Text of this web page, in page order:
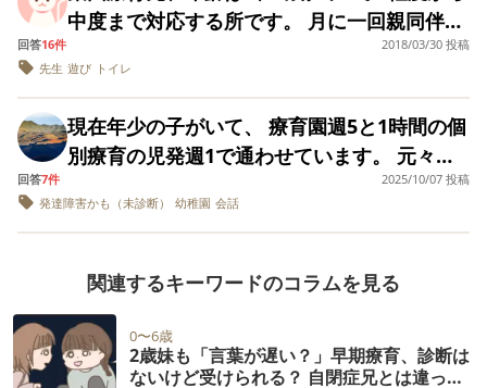
遊び ・簡単な会話「（母）何で遊んだの？」
→「（子）ブーブで遊んだの〜」 ・大人やお
怒ると悲しい顔をして謝る 1歳半検診はパス
し、かかりつけ医には二語文が出てオウム返
しだけでなく好きに話してるし様子見と言わ
れましたが…
い影響か、翌日から体調を崩します。夜間は
パニックのように泣き叫びます。 普段、家で
は泣き叫ぶことは少なく、機嫌がいいことが
多いです。 療育は30分〜1時間半のため、親
のリフレッシュにもならない時間で、正直、
泣き叫ぶ子供を炎天下の中の抱っ子の送迎、
帰宅後の対応を考えると悩んでます。 親の相
談には親身にのってもらえるので、療育は続
けたいのですが、子供が泣き叫んで体調を崩
させてまで通うことに悩んでます。
るが以上療育を週2に設定していましたが、集
団生活や給食を食べる、みんなと一緒に活動
するが出来ているようなので(火)も幼稚園に
通っても良いのでは？ とおもっています。*
(土)は継続します。つまり週1のみ療育にしま
す。 担任の先生もクラスに加配は無いものの
優しく「 様子を見て一緒に育てていきましょ
う 」「 療育のことも親御さんが決めたことに
くれています。 6月に個人面談があるので、
そこでも担任の先生と話し合いながら方針は
決めていきたいとおもっているのですが同じ
ような経験談や判断基準などみなさまからお
発語、指差しは10ヶ月で犬の写真を見てワン
ワン、2歳4ヶ月で2語文、2歳9ヶ月に爆発期
がきて3語文、多語文でお話しができる。ただ
不明瞭で単語を繋げての会話で文章での会話
はできない ・外で手を繋いで歩ける、手を繋
ぎにくる。病院の待合室などでYouTubeや本
を見ながらであれば座って待てる、スーパー
の中で走ることはあるが呼べば戻ってくる ・
たーたい！（お腹すいた、おうどん食べた
い）」 私「昨日食べたからスパゲッティでも
いい？息子「やなの！おうどんいーい！」な
ど会話は成り立つが、返答の仕方がわからな
で訓練すれば成果は出ますよ、大丈夫ですよ
と言われました。かわりに民間の療育施設の
行くことになります。 正社員をやめてパート
を見つけて子供と週数回療育園に通ったほう
が専門の先生たちに手厚く見てもらえて子供
ものびのびと過ごせるのかなと思ったりしま
す。将来上の子がどうなるかわからないので
ます。
て出来ています…が、保育所や児童館やなど
の場では息子は 混乱してしまい、家庭でも急
にかんしゃくを起こしてしまったりと困り感
がとてもあります。 今年の４月から、児童発
達支援（児童ディ）を保育所と並行で、平日
に週に１～２日 に療育を受けられることにな
りました。主治医の勧めで、受給者証を取得
月という年齢的に、たくさんの療育は負担だ
ろうか？という思いもあります。 また、母が
入院しており（父は元気です） あまに親に頼
れない状況のシングルマザーです。また、６
と同じように出来る、勝手に立ち歩いたりな
どは一切なく集団生活で特に困ることはない
と聞いています。 家庭内では、こだわりの強
さが残るものの随分成長したと感じていま
す。 一方、療育の先生からは「人の話を聞か
ずに一方的に話す、活動に集中できない、自
分の思いを通そうとする」ところが気になる
ので支援方法を探りたいと言われています。
また園の活動や自宅では出来ることも療育で
は出来なかったりと親としてもビックリして
いますし、園の先生に話しても驚かれまし
た。 療育の活動内容が合っていないのか、療
中度まで対応する所です。 月に一回親同伴の
見学会があるのですが、 見てるとうちの子
が、社会性を学ぶという主旨の自由遊びの時
る教室のお友達に声をかけておるのですが、
みんな反応すらしません。 全てのお友達に無
視され、 お友達みなさんはそれぞれ 一人で遊
んでいる状態。 指導員が間に入るのですが、
け。 するとうちの子は せんせい一緒にあーそ
ぼ。 みんな聞いてくれないの。 と、指導員の
エプロンを引っ張るんですが、指導員はうち
の子よりも、 一人でそれぞれ遊んでいる子供
回答16件
2018/03/30 投稿
先生 遊び トイレ
現在年少の子がいて、 療育園週5と1時間の個
別療育の児発週1で通わせています。 元々年
少から幼稚園に入れるつもりでしたが 言葉も
出ていなかったため見送り 上の生活スタイル
して見学と相談に行ってるのですが、 うちの
子の場合、療育の先生にも言われましたが 一
斉指示ではたまに動くけど、ほとんどの場合
個別の声かけをしているとのこと。 お友達の
回答7件
2025/10/07 投稿
発達障害かも（未診断）
幼稚園 会話
関連するキーワードのコラムを見る
0〜6歳
2歳妹も「言葉が遅い？」早期療育、診断は
ないけど受けられる？ 自閉症兄とは違った